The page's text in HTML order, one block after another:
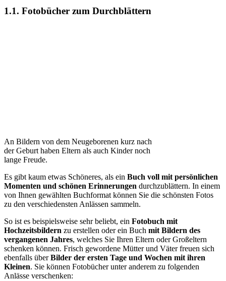
1.1. Fotobücher zum Durchblättern
An Bildern von dem Neugeborenen kurz nach
der Geburt haben Eltern als auch Kinder noch
lange Freude.
Es gibt kaum etwas Schöneres, als ein Buch voll mit persönlichen
Momenten und schönen Erinnerungen durchzublättern. In einem
von Ihnen gewählten Buchformat können Sie die schönsten Fotos
zu den verschiedensten Anlässen sammeln.
So ist es beispielsweise sehr beliebt, ein Fotobuch mit
Hochzeitsbildern zu erstellen oder ein Buch mit Bildern des
vergangenen Jahres, welches Sie Ihren Eltern oder Großeltern
schenken können. Frisch gewordene Mütter und Väter freuen sich
ebenfalls überBilder der ersten Tage und Wochen mit ihren
Kleinen. Sie können Fotobücher unter anderem zu folgenden
Anlässe verschenken: